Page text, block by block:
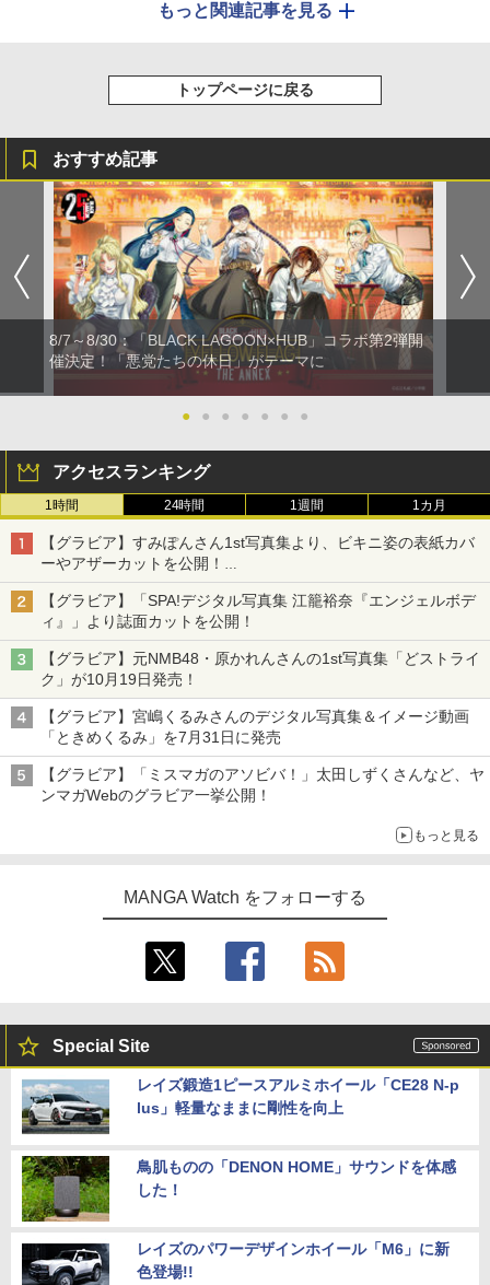
もっと関連記事を見る
トップページに戻る
おすすめ記事
8/7～8/30：「BLACK LAGOON×HUB」コラボ第2弾開
催決定！「悪党たちの休日」がテーマに
● ● ● ● ● ● ●
アクセスランキング
1時間 24時間 1週間 1カ月
【グラビア】すみぽんさん1st写真集より、ビキニ姿の表紙カバ
ーやアザーカットを公開！
タイトルは「offcourt（オフコート）」に決定
【グラビア】「SPA!デジタル写真集 江籠裕奈『エンジェルボデ
ィ』」より誌面カットを公開！
【グラビア】元NMB48・原かれんさんの1st写真集「どストライ
ク」が10月19日発売！
【グラビア】宮嶋くるみさんのデジタル写真集＆イメージ動画
「ときめくるみ」を7月31日に発売
【グラビア】「ミスマガのアソビバ！」太田しずくさんなど、ヤ
ンマガWebのグラビア一挙公開！
もっと見る
MANGA Watch をフォローする
Special Site
レイズ鍛造1ピースアルミホイール「CE28 N-p
lus」軽量なままに剛性を向上
鳥肌ものの「DENON HOME」サウンドを体感
した！
レイズのパワーデザインホイール「M6」に新
色登場!!